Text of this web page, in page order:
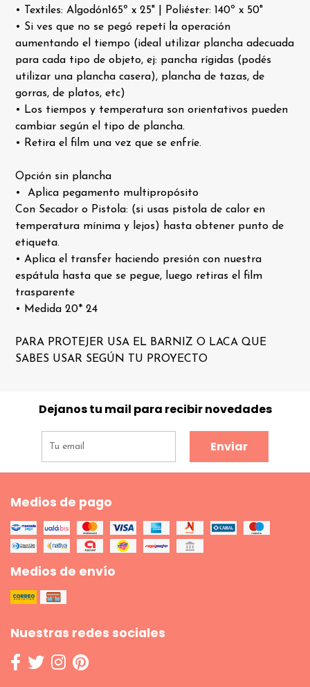
• Textiles: Algodón165º x 25" | Poliéster: 140º x 50"
• Si ves que no se pegó repetí la operación
aumentando el tiempo (ideal utilizar plancha adecuada
para cada tipo de objeto, ej: pancha rígidas (podés
utilizar una plancha casera), plancha de tazas, de
gorras, de platos, etc)
• Los tiempos y temperatura son orientativos pueden
cambiar según el tipo de plancha.
• Retira el film una vez que se enfríe.
Opción sin plancha
• Aplica pegamento multipropósito
Con Secador o Pistola: (si usas pistola de calor en
temperatura mínima y lejos) hasta obtener punto de
etiqueta.
• Aplica el transfer haciendo presión con nuestra
espátula hasta que se pegue, luego retiras el film
trasparente
• Medida 20* 24
PARA PROTEJER USA EL BARNIZ O LACA QUE
SABES USAR SEGÚN TU PROYECTO
Dejanos tu mail para recibir novedades
Enviar
Medios de pago
Medios de envío
Nuestras redes sociales